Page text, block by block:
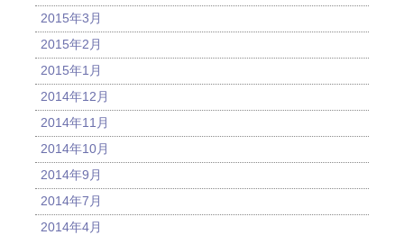
2015年3月
2015年2月
2015年1月
2014年12月
2014年11月
2014年10月
2014年9月
2014年7月
2014年4月